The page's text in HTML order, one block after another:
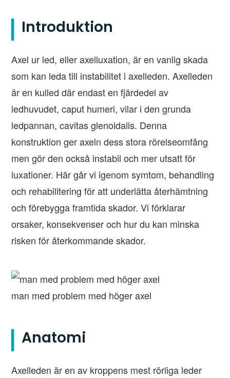
Introduktion
Axel ur led, eller axelluxation, är en vanlig skada
som kan leda till instabilitet i axelleden. Axelleden
är en kulled där endast en fjärdedel av
ledhuvudet, caput humeri, vilar i den grunda
ledpannan, cavitas glenoidalis. Denna
konstruktion ger axeln dess stora rörelseomfång
men gör den också instabil och mer utsatt för
luxationer. Här går vi igenom symtom, behandling
och rehabilitering för att underlätta återhämtning
och förebygga framtida skador. Vi förklarar
orsaker, konsekvenser och hur du kan minska
risken för återkommande skador.
man med problem med höger axel
Anatomi
Axelleden är en av kroppens mest rörliga leder